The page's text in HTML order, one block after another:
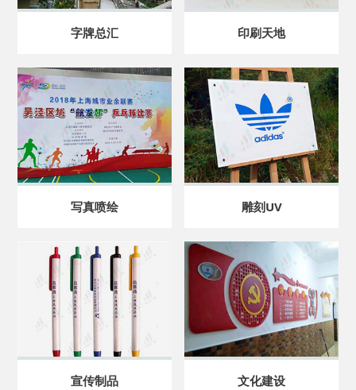
字牌总汇 印刷天地
写真喷绘 雕刻UV
宣传制品 文化建设